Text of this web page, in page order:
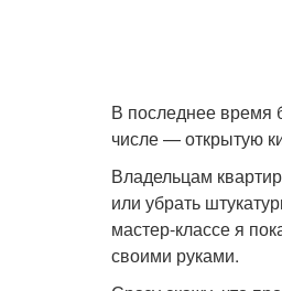
В последнее время
числе — открытую
Владельцам
или убрать
мастер-классе я
своими руками.